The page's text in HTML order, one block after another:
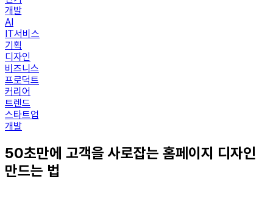
개발
AI
IT서비스
기획
디자인
비즈니스
프로덕트
커리어
트렌드
스타트업
개발
50초만에 고객을 사로잡는 홈페이지 디자인
만드는 법